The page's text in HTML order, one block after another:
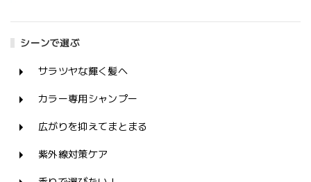
シーンで選ぶ
サラツヤな輝く髪へ
カラー専用シャンプー
広がりを抑えてまとまる
紫外線対策ケア